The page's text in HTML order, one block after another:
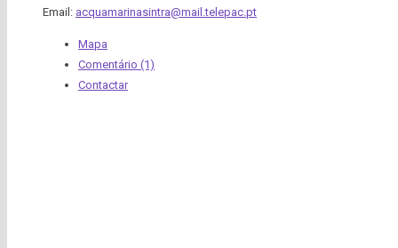
Email: acquamarinasintra@mail.telepac.pt
Mapa
Comentário (1)
Contactar